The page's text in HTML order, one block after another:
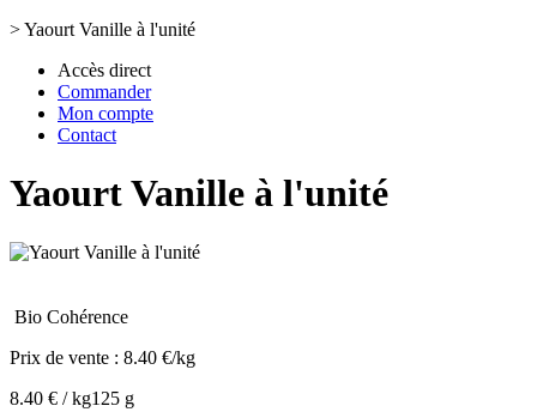
>Yaourt Vanille à l'unité
Accès direct
Commander
Mon compte
Contact
Yaourt Vanille à l'unité
Bio Cohérence
Prix de vente : 8.40 €/kg
8.40 € / kg125 g